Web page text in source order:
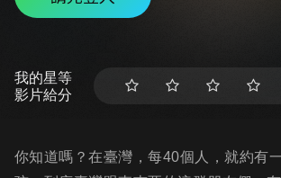
我的星等
影片給分
你知道嗎？在臺灣，每40個人，就約有